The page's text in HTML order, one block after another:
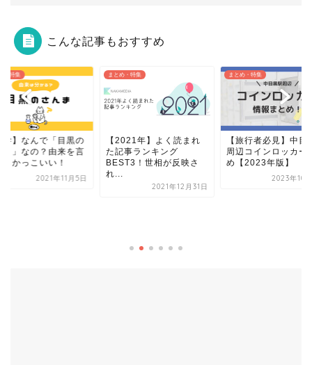
こんな記事もおすすめ
・特集
年】よく読まれ
事ランキング
！世相が反映さ
まとめ・特集
【旅行者必見】中目黒駅
周辺コインロッカーまと
め【2023年版】
まとめ・特集